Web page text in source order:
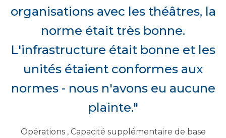
organisations avec les théâtres, la
norme était très bonne.
L'infrastructure était bonne et les
unités étaient conformes aux
normes - nous n'avons eu aucune
plainte."
Opérations , Capacité supplémentaire de base